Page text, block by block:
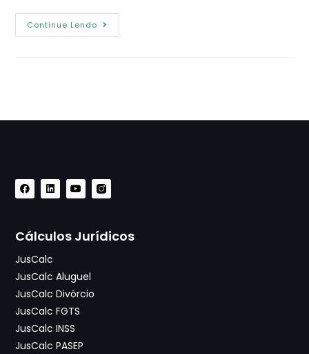
Continue Lendo
Cálculos Jurídicos
JusCalc
JusCalc Aluguel
JusCalc Divórcio
JusCalc FGTS
JusCalc INSS
JusCalc PASEP